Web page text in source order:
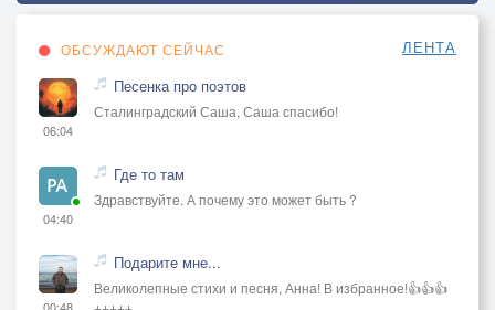
ОБСУЖДАЮТ СЕЙЧАС ЛЕНТА
06:04
Песенка про поэтов
Сталинградский Саша, Саша спасибо!
04:40
Где то там
Здравствуйте. А почему это может быть ?
Подарите мне...
Великолепные стихи и песня, Анна! В избранное!👍👍👍
+++++